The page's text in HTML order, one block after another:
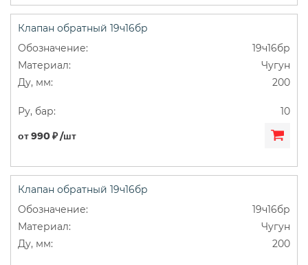
Клапан обратный 19ч16бр
19ч16бр
Чугун
200
10
от 990 ₽ /шт
Клапан обратный 19ч16бр
19ч16бр
Чугун
200